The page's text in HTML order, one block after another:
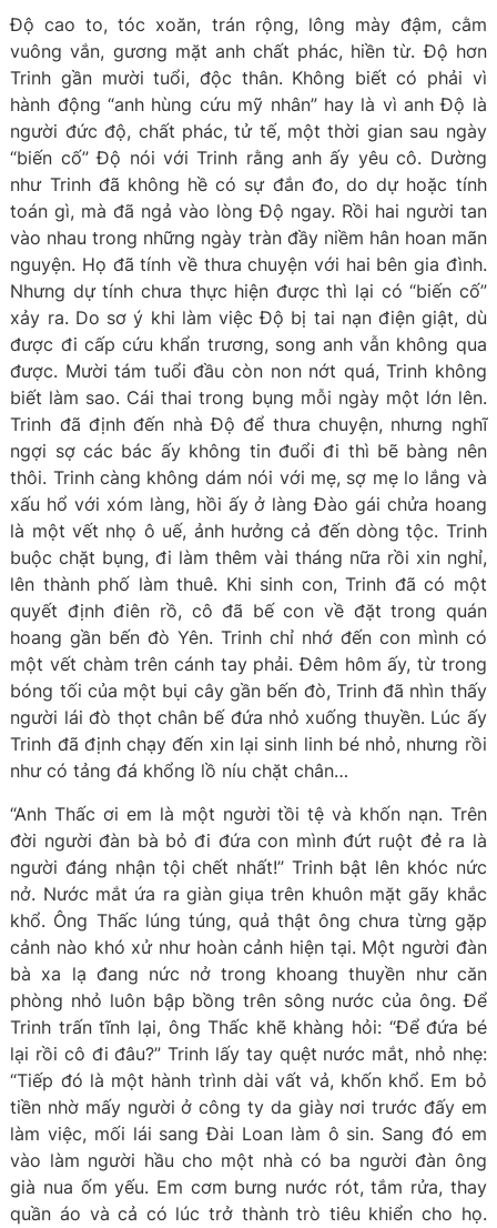
Độ cao to, tóc xoăn, trán rộng, lông mày đậm, cằm
vuông vắn, gương mặt anh chất phác, hiền từ. Độ hơn
Trinh gần mười tuổi, độc thân. Không biết có phải vì
hành động “anh hùng cứu mỹ nhân” hay là vì anh Độ là
người đức độ, chất phác, tử tế, một thời gian sau ngày
“biến cố” Độ nói với Trinh rằng anh ấy yêu cô. Dường
như Trinh đã không hề có sự đắn đo, do dự hoặc tính
toán gì, mà đã ngả vào lòng Độ ngay. Rồi hai người tan
vào nhau trong những ngày tràn đầy niềm hân hoan mãn
nguyện. Họ đã tính về thưa chuyện với hai bên gia đình.
Nhưng dự tính chưa thực hiện được thì lại có “biến cố”
xảy ra. Do sơ ý khi làm việc Độ bị tai nạn điện giật, dù
được đi cấp cứu khẩn trương, song anh vẫn không qua
được. Mười tám tuổi đầu còn non nớt quá, Trinh không
biết làm sao. Cái thai trong bụng mỗi ngày một lớn lên.
Trinh đã định đến nhà Độ để thưa chuyện, nhưng nghĩ
ngợi sợ các bác ấy không tin đuổi đi thì bẽ bàng nên
thôi. Trinh càng không dám nói với mẹ, sợ mẹ lo lắng và
xấu hổ với xóm làng, hồi ấy ở làng Đào gái chửa hoang
là một vết nhọ ô uế, ảnh hưởng cả đến dòng tộc. Trinh
buộc chặt bụng, đi làm thêm vài tháng nữa rồi xin nghỉ,
lên thành phố làm thuê. Khi sinh con, Trinh đã có một
quyết định điên rồ, cô đã bế con về đặt trong quán
hoang gần bến đò Yên. Trinh chỉ nhớ đến con mình có
một vết chàm trên cánh tay phải. Đêm hôm ấy, từ trong
bóng tối của một bụi cây gần bến đò, Trinh đã nhìn thấy
người lái đò thọt chân bế đứa nhỏ xuống thuyền. Lúc ấy
Trinh đã định chạy đến xin lại sinh linh bé nhỏ, nhưng rồi
như có tảng đá khổng lồ níu chặt chân…
“Anh Thấc ơi em là một người tồi tệ và khốn nạn. Trên
đời người đàn bà bỏ đi đứa con mình đứt ruột đẻ ra là
người đáng nhận tội chết nhất!” Trinh bật lên khóc nức
nở. Nước mắt ứa ra giàn giụa trên khuôn mặt gãy khắc
khổ. Ông Thấc lúng túng, quả thật ông chưa từng gặp
cảnh nào khó xử như hoàn cảnh hiện tại. Một người đàn
bà xa lạ đang nức nở trong khoang thuyền như căn
phòng nhỏ luôn bập bồng trên sông nước của ông. Để
Trinh trấn tĩnh lại, ông Thấc khẽ khàng hỏi: “Để đứa bé
lại rồi cô đi đâu?” Trinh lấy tay quệt nước mắt, nhỏ nhẹ:
“Tiếp đó là một hành trình dài vất vả, khốn khổ. Em bỏ
tiền nhờ mấy người ở công ty da giày nơi trước đấy em
làm việc, mối lái sang Đài Loan làm ô sin. Sang đó em
vào làm người hầu cho một nhà có ba người đàn ông
già nua ốm yếu. Em cơm bưng nước rót, tắm rửa, thay
quần áo và cả có lúc trở thành trò tiêu khiển cho họ.